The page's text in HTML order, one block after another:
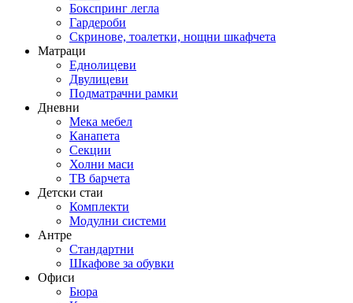
Бокспринг легла
Гардероби
Скринове, тоалетки, нощни шкафчета
Матраци
Еднолицеви
Двулицеви
Подматрачни рамки
Дневни
Мека мебел
Канапета
Секции
Холни маси
ТВ барчета
Детски стаи
Комплекти
Модулни системи
Антре
Стандартни
Шкафове за обувки
Офиси
Бюра